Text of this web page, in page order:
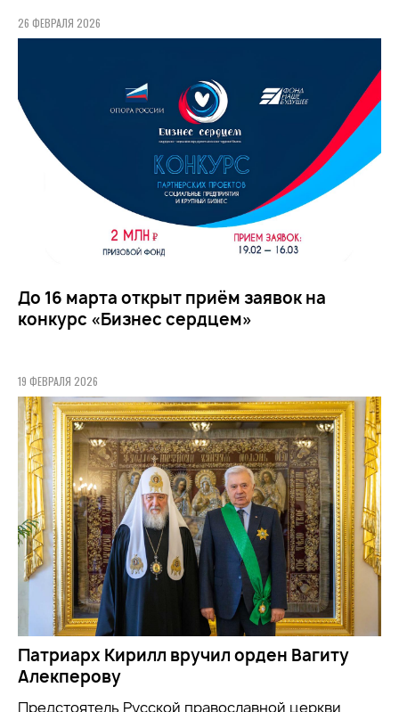
26 ФЕВРАЛЯ 2026
До 16 марта открыт приём заявок на
конкурс «Бизнес сердцем»
19 ФЕВРАЛЯ 2026
Патриарх Кирилл вручил орден Вагиту
Алекперову
Предстоятель Русской православной церкви